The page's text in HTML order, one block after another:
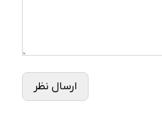
ارسال نظر